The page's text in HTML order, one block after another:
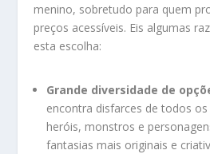
menino, sobretudo para quem
preços acessíveis. Eis algumas
esta escolha:
Grande diversidade de
encontra disfarces de todos
heróis, monstros e
fantasias mais originais e